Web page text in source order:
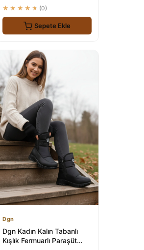
★★★★★ (0)
Sepete Ekle
Dgn
Dgn Kadın Kalın Tabanlı
Kışlık Fermuarlı Paraşüt